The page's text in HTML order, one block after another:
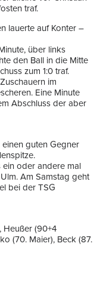
traf.
lauerte auf Konter –
über links
den Ball in die Mitte
zum 1:0 traf.
im
Eine Minute
Abschluss der aber
guten Gegner
oder andere mal
Am Samstag geht
bei der TSG
Heußer (90+4
(70. Maier), Beck (87.